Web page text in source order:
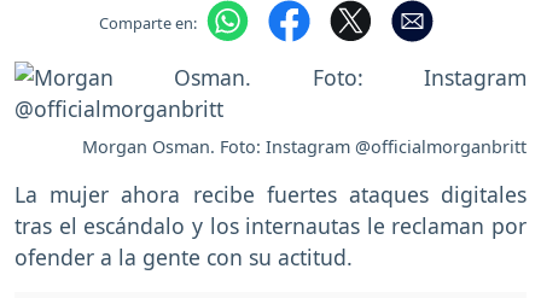
Comparte en:
Morgan Osman. Foto: Instagram @officialmorganbritt
La mujer ahora recibe fuertes ataques digitales
tras el escándalo y los internautas le reclaman por
ofender a la gente con su actitud.